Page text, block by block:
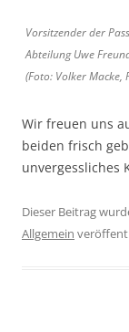
Vorsitzender der
Abteilung Uwe
(Foto: Volker Macke,
Wir freuen uns
beiden frisch
unvergessliches
Dieser Beitrag
Allgemein